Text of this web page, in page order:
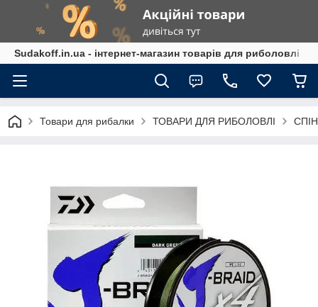
Sudakoff.in.ua - інтернет-магазин товарів для риболовлі
Товари для рибалки ТОВАРИ ДЛЯ РИБОЛОВЛІ